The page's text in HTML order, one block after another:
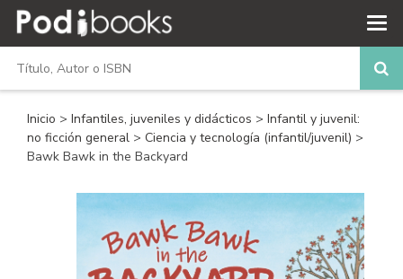
Inicio > Infantiles, juveniles y didácticos > Infantil y juvenil:
no ficción general > Ciencia y tecnología (infantil/juvenil) >
Bawk Bawk in the Backyard